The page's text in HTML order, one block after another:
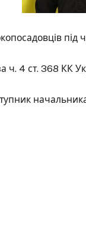
ч. 4 ст. 368 КК